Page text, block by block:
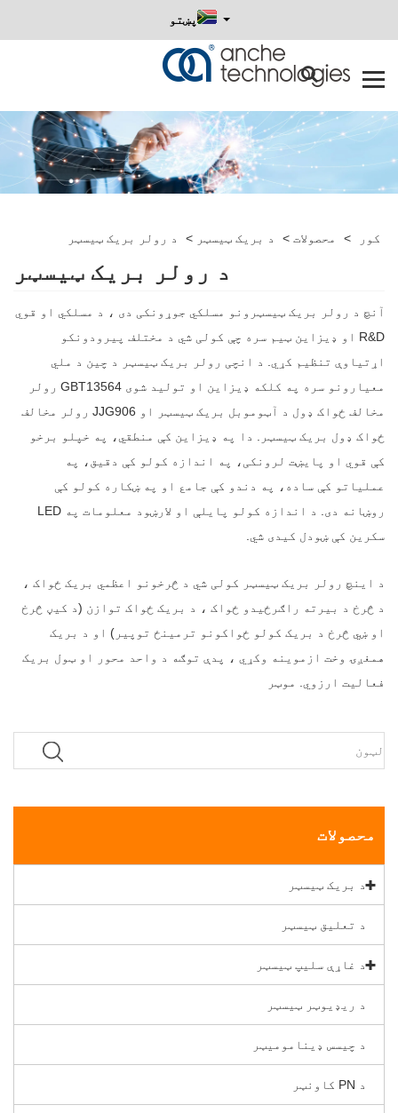
پښتو
کور > محصولات > د بریک ټیسټر > د رولر بریک ټیسټر
د رولر بریک ټیسټر
آنچ د رولر بریک ټیسټرونو مسلکي جوړونکی دی ، د مسلکي او قوي
R&D او ډیزاین ټیم سره چې کولی شي د مختلف پیرودونکو
اړتیاوې تنظیم کړي. د انچی رولر بریک ټیسټر د چین د ملي
معیارونو سره په کلکه ډیزاین او تولید شوی GBT13564 رولر
مخالف ځواک ډول د آټوموبل بریک ټیسټر او JJG906 رولر مخالف
ځواک ډول بریک ټیسټر. دا په ډیزاین کې منطقي، په خپلو برخو
کې قوي او پایښت لرونکی، په اندازه کولو کې دقیق، په
عملیاتو کې ساده، په دندو کې جامع او په ښکاره کولو کې
روښانه دی. د اندازه کولو پایلې او لارښود معلومات په LED
سکرین کې ښودل کیدی شي.
د اینچ رولر بریک ټیسټر کولی شي د څرخونو اعظمي بریک ځواک ،
د څرخ د بیرته راګرځیدو ځواک ، د بریک ځواک توازن (د کیڼ څرخ
او ښي څرخ د بریک کولو ځواکونو ترمینځ توپیر) او د بریک
همغږۍ وخت ازموینه وکړي ، پدې توګه د واحد محور او ټول بریک
فعالیت ارزوي. موټر
محصولات
د بریک ټیسټر
د تعلیق ټیسټر
د غاړې سلیپ ټیسټر
د ریډیوټر ټیسټر
د چیسس ډینامومیټر
د PN کاونټر